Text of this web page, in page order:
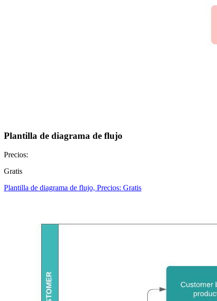
Plantilla de diagrama de flujo
Precios:
Gratis
Plantilla de diagrama de flujo, Precios: Gratis